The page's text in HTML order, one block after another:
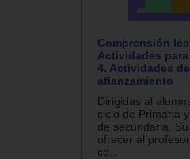
Comprensión
Actividades
4. Actividades de
afianzamiento
Dirigidas al
ciclo de Primaria
de secundaria.
ofrecer al
co...